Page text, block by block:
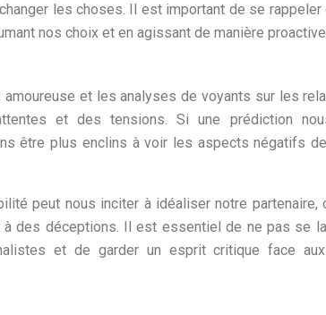
les choses. Il est important de se rappeler
nos choix et en agissant de manière
et les analyses de voyants sur les
et des tensions. Si une prédiction
être plus enclins à voir les aspects négatifs
peut nous inciter à idéaliser notre partenaire,
des déceptions. Il est essentiel de ne pas se
et de garder un esprit critique face aux